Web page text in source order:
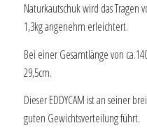
Naturkautschuk wird das Tragen
1,3kg angenehm erleichtert.
Bei einer Gesamtlänge von
29,5cm.
Dieser EDDYCAM ist an seiner
guten Gewichtsverteilung führt.